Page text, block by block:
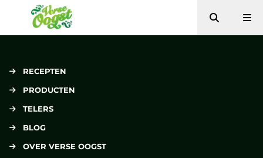
Verse Oogst
Zoeken
RECEPTEN
PRODUCTEN
TELERS
BLOG
OVER VERSE OOGST